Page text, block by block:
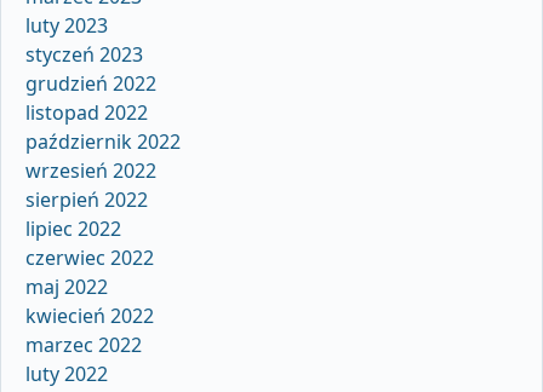
luty 2023
styczeń 2023
grudzień 2022
listopad 2022
październik 2022
wrzesień 2022
sierpień 2022
lipiec 2022
czerwiec 2022
maj 2022
kwiecień 2022
marzec 2022
luty 2022